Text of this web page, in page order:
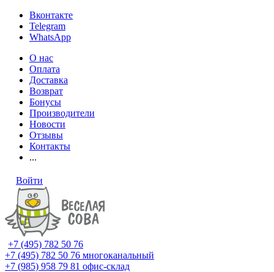
Вконтакте
Telegram
WhatsApp
О нас
Оплата
Доставка
Возврат
Бонусы
Производители
Новости
Отзывы
Контакты
...
Войти
+7 (495) 782 50 76
+7 (495) 782 50 76 многоканальный
+7 (985) 958 79 81 офис-склад